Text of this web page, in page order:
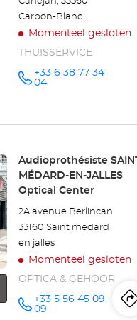
Carbon-Blanc...
Momenteel gesloten
THUISSERVICE
telefoonnummer
+33 6 38 77 34
04
Winkel:
Audioprothésiste
MÉDARD-EN-JALLES
Optical Center
2A avenue Berlincan
33160 Saint medard
en jalles
Momenteel gesloten
OPTICA & GEHOOR
telefoonnummer
+33 5 56 45 09
09